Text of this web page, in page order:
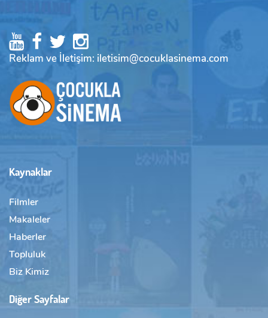
Reklam ve İletişim: iletisim@cocuklasinema.com
Kaynaklar
Filmler
Makaleler
Haberler
Topluluk
Biz Kimiz
Diğer Sayfalar